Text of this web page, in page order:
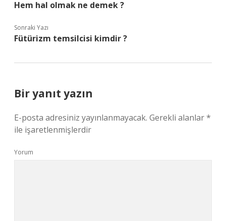
Hem hal olmak ne demek ?
Sonraki Yazı
Fütürizm temsilcisi kimdir ?
Bir yanıt yazın
E-posta adresiniz yayınlanmayacak. Gerekli alanlar*
ile işaretlenmişlerdir
Yorum